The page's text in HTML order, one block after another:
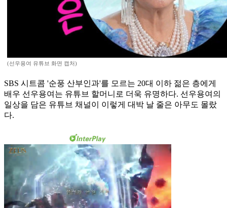
(선우용여 유튜브 화면 캡처)
SBS 시트콤 '순풍 산부인과'를 모르는 20대 이하 젊은 층에게
배우 선우용여는 유튜브 할머니로 더욱 유명하다. 선우용여의
일상을 담은 유튜브 채널이 이렇게 대박 날 줄은 아무도 몰랐
다.